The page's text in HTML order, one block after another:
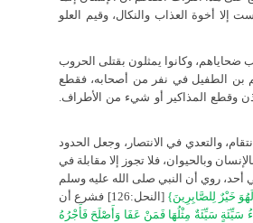
إلا أخوة العذاب والنكال، وقيم العلو
ضحاياهم، وكانوا يمثلون بقتلى الحروب
بن الطفيل في نفر من أصحابه، فقطع
وقطع المذاكير أو شيء من الأطراف.
والتعدي في الانتصار، وجعل الحدود
وبالحيوان، فلا تجوز إلا مقابلة في
روي أن النبي صلى الله عليه وسلم
خَيْرٌ لِلصَّابِرِينَ}
[النحل:126] فشرع أن
سَيِّئَةٍ سَيِّئَةٌ مِثْلُهَا فَمَنْ عَفَا وَأَصْلَحَ فَأَجْرُهُ